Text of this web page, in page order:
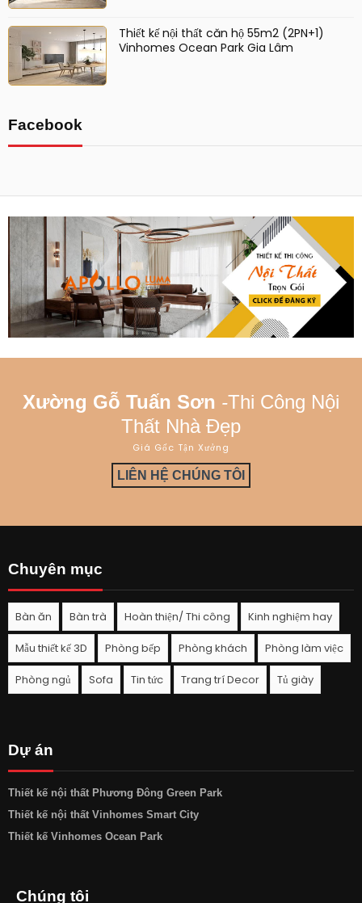
Thiết kế nội thất căn hộ 55m2 (2PN+1)
Vinhomes Ocean Park Gia Lâm
Facebook
Xường Gỗ Tuấn Sơn -Thi Công Nội
Thất Nhà Đẹp
Giá Gốc Tận Xưởng
LIÊN HỆ CHÚNG TÔI
Chuyên mục
Bàn ăn Bàn trà Hoàn thiện/ Thi công Kinh nghiệm hay
Mẫu thiết kế 3D Phòng bếp Phòng khách Phòng làm việc
Phòng ngủ Sofa Tin tức Trang trí Decor Tủ giày
Dự án
Thiết kế nội thất Phương Đông Green Park
Thiết kế nội thất Vinhomes Smart City
Thiết kế Vinhomes Ocean Park
Chúng tôi